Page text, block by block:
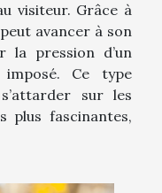
visiteur. Grâce à
avancer à son
la pression d’un
Ce type
sur les
plus fascinantes,